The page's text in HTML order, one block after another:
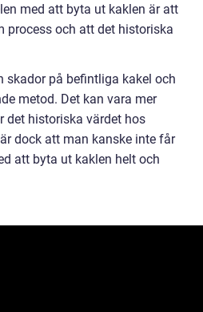
med att byta ut kaklen är att
process och att det historiska
skador på befintliga kakel och
metod. Det kan vara mer
det historiska värdet hos
dock att man kanske inte får
att byta ut kaklen helt och